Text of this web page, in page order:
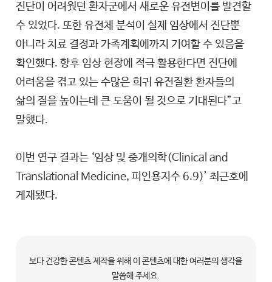
진단이 어려웠던 환자군에서 새로운 유전변이를 발견할
수 있었다. 또한 유전체 분석이 실제 임상에서 진단뿐
아니라 치료 결정과 가족계획에까지 기여할 수 있음을
확인했다. 향후 임상 현장에 적극 활용한다면 진단에
어려움을 겪고 있는 수많은 희귀 유전질환 환자들의
삶의 질을 높이는데 큰 도움이 될 것으로 기대된다”고
말했다.
이번 연구 결과는 ‘임상 및 중개의학(Clinical and
Translational Medicine, 피인용지수 6.9)’ 최근호에
게재됐다.
보다 건강한 콘텐츠 제작을 위해 이 콘텐츠에 대한 여러분의 생각을
말씀해 주세요.